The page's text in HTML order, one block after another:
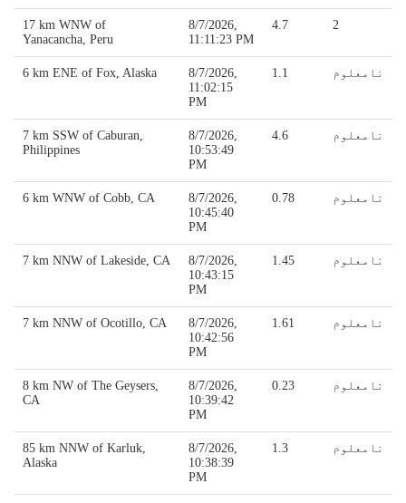
17 km WNW of
Yanacancha, Peru
8/7/2026,
11:11:23 PM
4.7 2
6 km ENE of Fox, Alaska
8/7/2026,
11:02:15
PM
1.1 نامعلوم
7 km SSW of Caburan,
Philippines
8/7/2026,
10:53:49
PM
4.6 نامعلوم
6 km WNW of Cobb, CA
8/7/2026,
10:45:40
PM
0.78 نامعلوم
7 km NNW of Lakeside, CA
8/7/2026,
10:43:15
PM
1.45 نامعلوم
7 km NNW of Ocotillo, CA
8/7/2026,
10:42:56
PM
1.61 نامعلوم
8 km NW of The Geysers,
CA
8/7/2026,
10:39:42
PM
0.23 نامعلوم
85 km NNW of Karluk,
Alaska
8/7/2026,
10:38:39
PM
1.3 نامعلوم